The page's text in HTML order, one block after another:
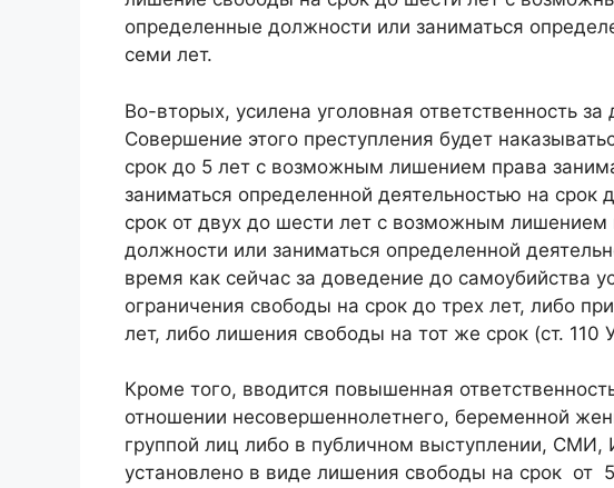
определенные должности или заниматься
семи лет.
Во-вторых, усилена уголовная ответственность
Cовершение этого преступления будет
срок до 5 лет с возможным лишением права
заниматься определенной деятельностью на
срок от двух до шести лет с возможным лишением
должности или заниматься определенной
время как сейчас за доведение до самоубийства
ограничения свободы на срок до трех лет, либо
лет, либо лишения свободы на тот же срок (ст. 110
Кроме того, вводится повышенная
отношении несовершеннолетнего, беременной
группой лиц либо в публичном выступлении, СМИ,
установлено в виде лишения свободы на срок